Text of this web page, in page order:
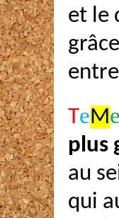
et le
TeMe
plus
au
qui